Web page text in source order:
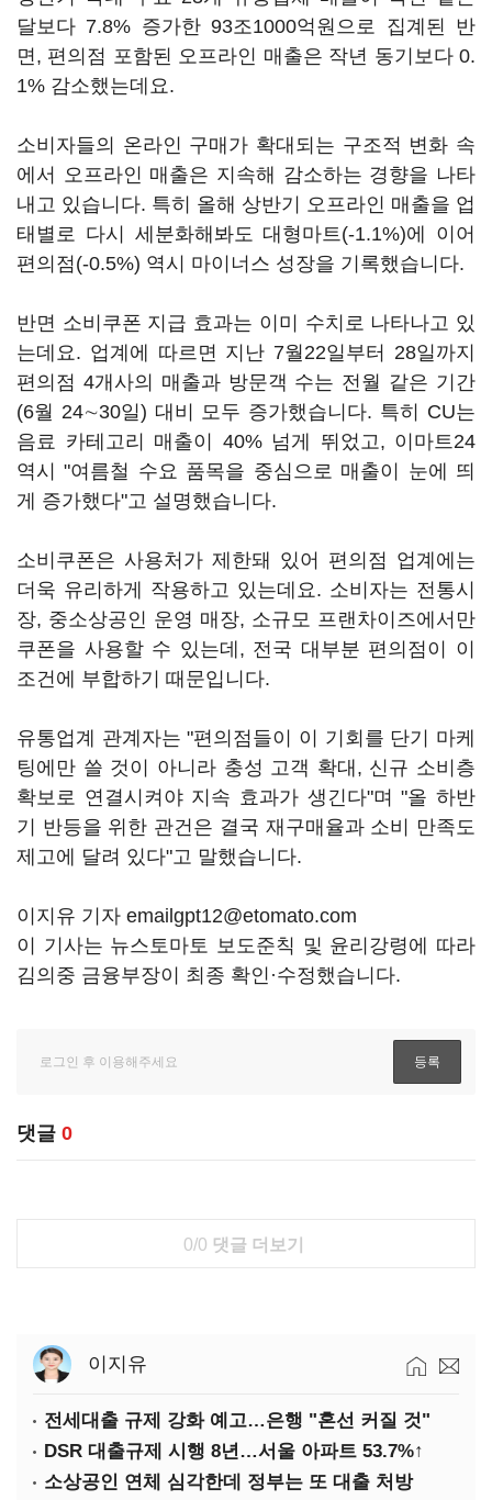
달보다 7.8% 증가한 93조1000억원으로 집계된 반
면, 편의점 포함된 오프라인 매출은 작년 동기보다 0.
1% 감소했는데요.
소비자들의 온라인 구매가 확대되는 구조적 변화 속
에서 오프라인 매출은 지속해 감소하는 경향을 나타
내고 있습니다. 특히 올해 상반기 오프라인 매출을 업
태별로 다시 세분화해봐도 대형마트(-1.1%)에 이어
편의점(-0.5%) 역시 마이너스 성장을 기록했습니다.
반면 소비쿠폰 지급 효과는 이미 수치로 나타나고 있
는데요. 업계에 따르면 지난 7월22일부터 28일까지
편의점 4개사의 매출과 방문객 수는 전월 같은 기간
(6월 24∼30일) 대비 모두 증가했습니다. 특히 CU는
음료 카테고리 매출이 40% 넘게 뛰었고, 이마트24
역시 "여름철 수요 품목을 중심으로 매출이 눈에 띄
게 증가했다"고 설명했습니다.
소비쿠폰은 사용처가 제한돼 있어 편의점 업계에는
더욱 유리하게 작용하고 있는데요. 소비자는 전통시
장, 중소상공인 운영 매장, 소규모 프랜차이즈에서만
쿠폰을 사용할 수 있는데, 전국 대부분 편의점이 이
조건에 부합하기 때문입니다.
유통업계 관계자는 "편의점들이 이 기회를 단기 마케
팅에만 쓸 것이 아니라 충성 고객 확대, 신규 소비층
확보로 연결시켜야 지속 효과가 생긴다"며 "올 하반
기 반등을 위한 관건은 결국 재구매율과 소비 만족도
제고에 달려 있다"고 말했습니다.
이지유 기자 emailgpt12@etomato.com
이 기사는 뉴스토마토 보도준칙 및 윤리강령에 따라
김의중 금융부장이 최종 확인·수정했습니다.
댓글 0
0/0 댓글 더보기
이지유
전세대출 규제 강화 예고…은행 "혼선 커질 것"
DSR 대출규제 시행 8년…서울 아파트 53.7%↑
소상공인 연체 심각한데 정부는 또 대출 처방